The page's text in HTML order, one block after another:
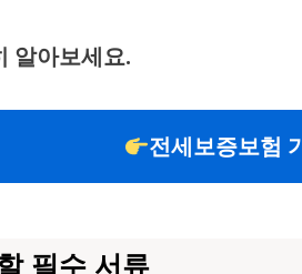
알아보세요.
전세보증보험
필수 서류